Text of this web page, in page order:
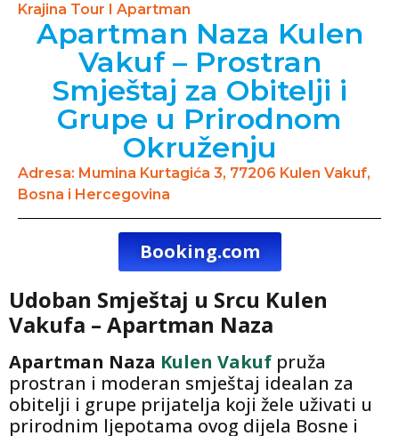
Krajina Tour I Apartman
Apartman Naza Kulen
Vakuf – Prostran
Smještaj za Obitelji i
Grupe u Prirodnom
Okruženju
Adresa: Mumina Kurtagića 3, 77206 Kulen Vakuf,
Bosna i Hercegovina
Booking.com
Udoban Smještaj u Srcu Kulen
Vakufa – Apartman Naza
Apartman Naza Kulen Vakuf pruža
prostran i moderan smještaj idealan za
obitelji i grupe prijatelja koji žele uživati u
prirodnim ljepotama ovog dijela Bosne i